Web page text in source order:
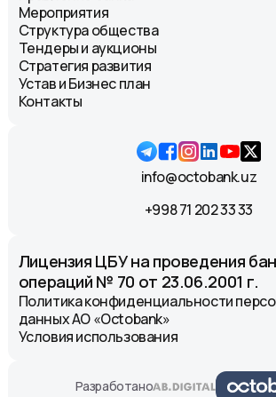
Мероприятия
Структура общества
Тендеры и аукционы
Стратегия развития
Устав и Бизнес план
Контакты
info@octobank.uz
+998 71 202 33 33
Лицензия ЦБУ на проведения
операций № 70 от 23.06.2001 г.
Политика конфиденциальности
данных АО «Octobank»
Условия использования
Разработано